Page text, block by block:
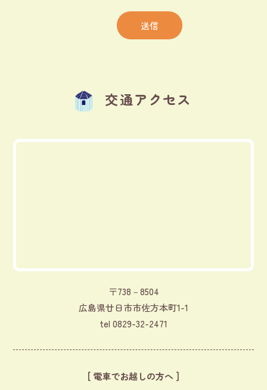
交通アクセス
〒738－8504
広島県廿日市市佐方本町1-1
tel 0829-32-2471
[ 電車でお越しの方へ ]